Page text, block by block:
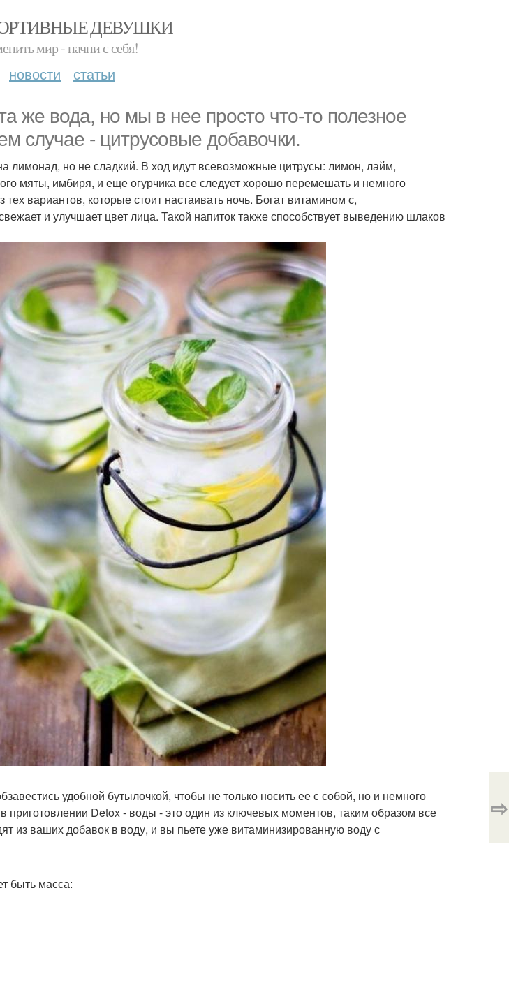
ДЕВУШКИ
мир - начни с себя!
новости статьи
же вода, но мы в нее просто что-то полезное
случае - цитрусовые добавочки.
лимонад, но не сладкий. В ход идут всевозможные цитрусы: лимон, лайм,
мяты, имбиря, и еще огурчика все следует хорошо перемешать и немного
тех вариантов, которые стоит настаивать ночь. Богат витамином с,
и улучшает цвет лица. Такой напиток также способствует выведению шлаков
удобной бутылочкой, чтобы не только носить ее с собой, но и немного
приготовлении Detox - воды - это один из ключевых моментов, таким образом все
из ваших добавок в воду, и вы пьете уже витаминизированную воду с
быть масса:
⇨